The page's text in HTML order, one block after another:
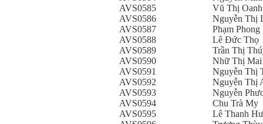
AVS0585
Vũ Thị Oanh
AVS0586
Nguyễn Thị
AVS0587
Phạm Phong
AVS0588
Lê Đức Thọ
AVS0589
Trần Thị
AVS0590
Nhữ Thị
AVS0591
Nguyễn Thị
AVS0592
Nguyễn Thị
AVS0593
Nguyễn
AVS0594
Chu Trà My
AVS0595
Lê Thanh